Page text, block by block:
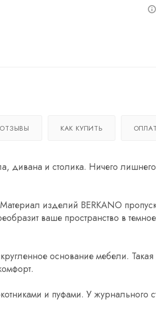
ОТЗЫВЫ КАК КУПИТЬ
дивана и столика. Ничего
изделий BERKANO
ваше пространство в
основание мебели. Такая
и пуфами. У журнального